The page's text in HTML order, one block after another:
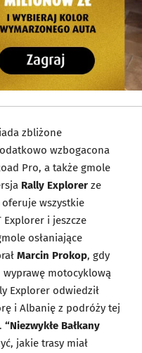
zbliżone
wzbogacona
Pro, a także gmole
Rally Explorer ze
wszystkie
Explorer i jeszcze
osłaniające
Marcin Prokop, gdy
wyprawę motocyklową
Explorer odwiedził
i Albanię z podróży tej
“Niezwykłe Bałkany
jakie trasy miał